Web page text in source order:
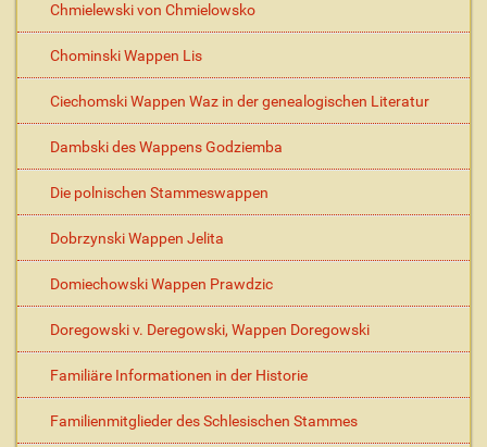
Chmielewski von Chmielowsko
Chominski Wappen Lis
Ciechomski Wappen Waz in der genealogischen Literatur
Dambski des Wappens Godziemba
Die polnischen Stammeswappen
Dobrzynski Wappen Jelita
Domiechowski Wappen Prawdzic
Doregowski v. Deregowski, Wappen Doregowski
Familiäre Informationen in der Historie
Familienmitglieder des Schlesischen Stammes